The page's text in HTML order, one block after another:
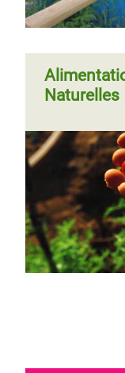
Naturelles